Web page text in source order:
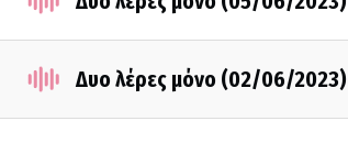
Δυο λέρες μόνο (02/06/2023)